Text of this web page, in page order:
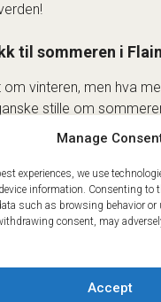
Manage
experiences, we use
information. Consenting to
such as browsing behavior
consent, may
Accept
til sommeren i
om vinteren, men hva
stille om
opp dit for å se det
er imponerende.